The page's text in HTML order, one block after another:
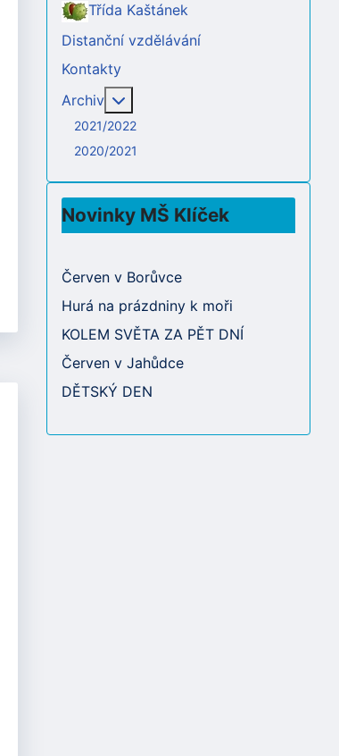
Třída Kaštánek
Distanční vzdělávání
Kontakty
Archiv
2021/2022
2020/2021
Novinky MŠ Klíček
Červen v Borůvce
Hurá na prázdniny k moři
KOLEM SVĚTA ZA PĚT DNÍ
Červen v Jahůdce
DĚTSKÝ DEN